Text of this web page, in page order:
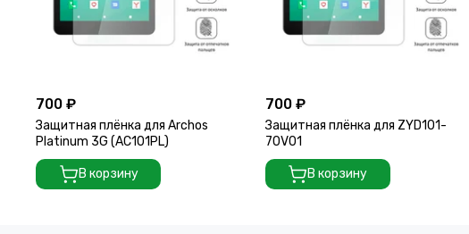
700 ₽
Защитная плёнка для Archos
Platinum 3G (AC101PL)
В корзину
700 ₽
Защитная плёнка для ZYD101-
70V01
В корзину